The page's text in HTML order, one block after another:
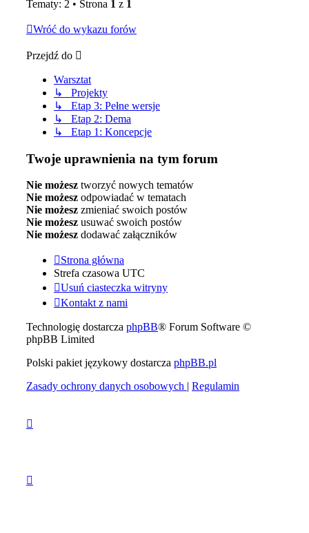
Tematy: 2 • Strona 1 z 1
Wróć do wykazu forów
Przejdź do
Warsztat
↳ Projekty
↳ Etap 3: Pełne wersje
↳ Etap 2: Dema
↳ Etap 1: Koncepcje
Twoje uprawnienia na tym forum
Nie możesz tworzyć nowych tematów
Nie możesz odpowiadać w tematach
Nie możesz zmieniać swoich postów
Nie możesz usuwać swoich postów
Nie możesz dodawać załączników
Strona główna
Strefa czasowa UTC
Usuń ciasteczka witryny
Kontakt z nami
Technologię dostarcza phpBB® Forum Software ©
phpBB Limited
Polski pakiet językowy dostarcza phpBB.pl
Zasady ochrony danych osobowych | Regulamin